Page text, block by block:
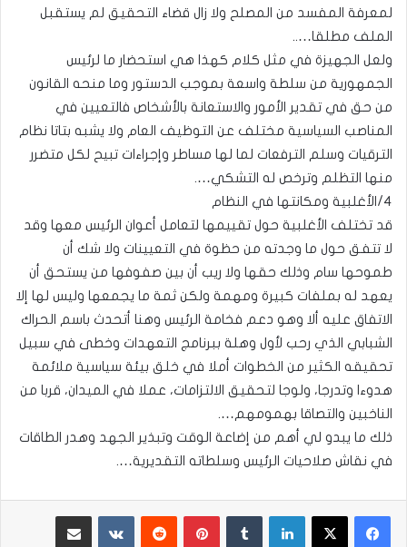
لمعرفة المفسد من المصلح ولا زال قضاء التحقيق لم يستقبل
الملف مطلقا…..
ولعل الجهيزة في مثل كلام كهذا هي استحضار ما لرئيس
الجمهورية من سلطة واسعة بموجب الدستور وما منحه القانون
من حق في تقدير الأمور والاستعانة بالأشخاص فالتعيين في
المناصب السياسية مختلف عن التوظيف العام ولا يشبه بتاتا نظام
الترقيات وسلم الترفعات لما لها مساطر وإجراءات تبيح لكل متضرر
منها التظلم وترخص له التشكي….
٤/الأغلبية ومكانتها في النظام
قد تختلف الأغلبية حول تقييمها لتعامل أعوان الرئيس معها وقد
لا تتفق حول ما وجدته من حظوة في التعيينات ولا شك أن
طموحها سام وذلك حقها ولا ريب أن بين صفوفها من يستحق أن
يعهد له بملفات كبيرة ومهمة ولكن ثمة ما يجمعها وليس لها إلا
الاتفاق عليه ألا وهو دعم فخامة الرئيس وهنا أتحدث باسم الحراك
الشبابي الذي رحب لأول وهلة ببرنامج التعهدات وخطى في سبيل
تحقيقه الكثير من الخطوات أملا في خلق بيئة سياسية ملائمة
هدوءا وتدرجا، ولوجا لتحقيق الالتزامات، عملا في الميدان، قربا من
الناخبين والتصاقا بهمومهم….
ذلك ما يبدو لي أهم من إضاعة الوقت وتبذير الجهد وهدر الطاقات
في نقاش صلاحيات الرئيس وسلطاته التقديرية….
لينكدإن بينتيريست مشاركة عبر البريد